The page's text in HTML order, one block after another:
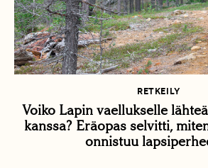
RETKEILY
Voiko Lapin vaellukselle
kanssa? Eräopas selvitti,
onnistuu